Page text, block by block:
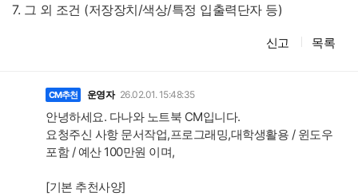
7. 그 외 조건 (저장장치/색상/특정 입출력단자 등)
신고 목록
CM추천 운영자 26.02.01. 15:48:35
안녕하세요. 다나와 노트북 CM입니다.
요청주신 사항 문서작업,프로그래밍,대학생활용 / 윈도우
포함 / 예산 100만원 이며,
[기본 추천사양]